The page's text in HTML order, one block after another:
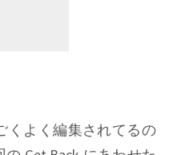
くよく編集されてるの